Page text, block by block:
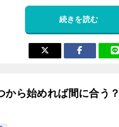
続きを読む
から始めれば間に合う